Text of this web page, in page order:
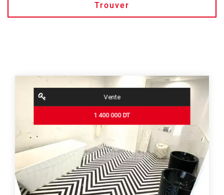
Trouver
Vente
1 400 000 DT